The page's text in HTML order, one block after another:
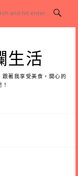
生活
跟著我享受美食，開心的